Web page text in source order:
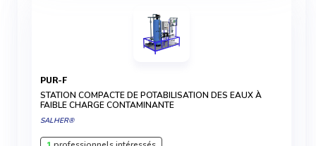
PUR-F
STATION COMPACTE DE POTABILISATION DES EAUX À
FAIBLE CHARGE CONTAMINANTE
SALHER®